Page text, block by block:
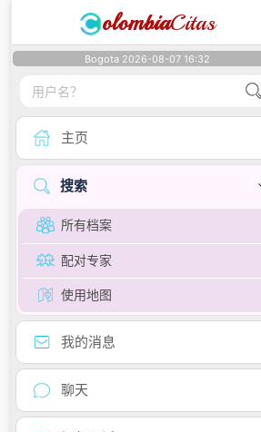
olombiaCitas
Bogota 2026-08-07 16:32
主页
搜索
所有档案
配对专家
使用地图
我的消息
聊天